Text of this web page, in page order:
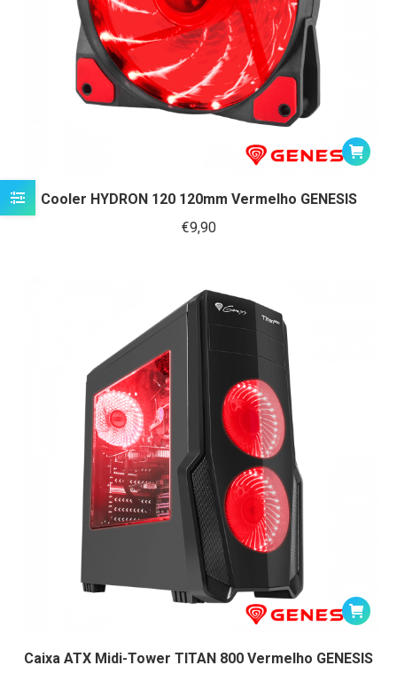
Cooler HYDRON 120 120mm Vermelho GENESIS
€9,90
Caixa ATX Midi-Tower TITAN 800 Vermelho GENESIS